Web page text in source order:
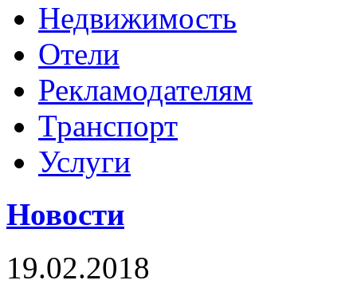
Недвижимость
Отели
Рекламодателям
Транспорт
Услуги
Новости
19.02.2018